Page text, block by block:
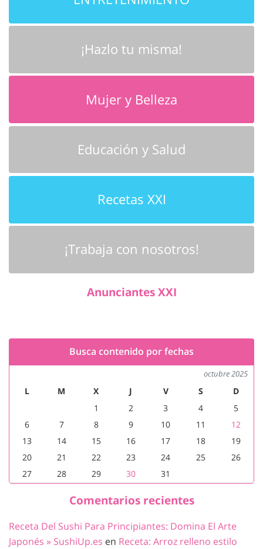
¡Hazlo tu misma!
Mujer y Belleza
Educación y Salud
Recetas XXI
¡Trabaja con nosotros!
Anunciantes XXI
Busca contenido por fechas
octubre 2025
L M X J V S
D
1
2 3 4
5
6
7 8 9 10 11
12
13
14 15 16 17 18
19
20
21 22 23 24 25
26
27
28 29 30 31
Comentarios recientes
Receta Del Sushi Para Principiantes: Domina El Arte
Japonés » SushiUp.es en Receta: Arroz relleno estilo